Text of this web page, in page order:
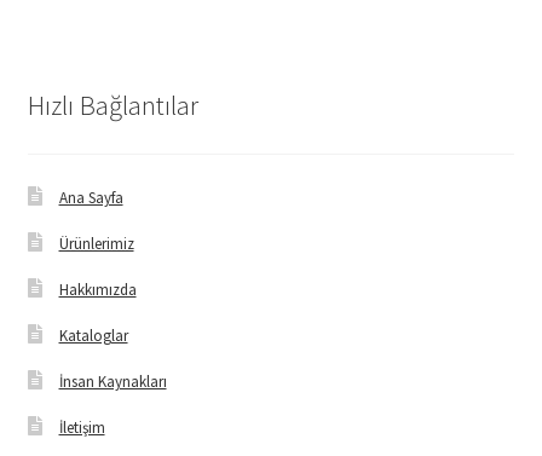
Hızlı Bağlantılar
Ana Sayfa
Ürünlerimiz
Hakkımızda
Kataloglar
İnsan Kaynakları
İletişim